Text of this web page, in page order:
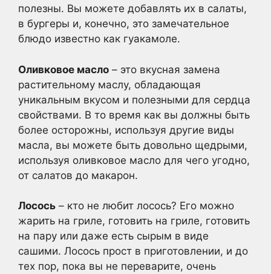
полезны. Вы можете добавлять их в салаты,
в бургеры и, конечно, это замечательное
блюдо известно как гуакамоле.
Оливковое масло – это вкусная замена
растительному маслу, обладающая
уникальным вкусом и полезными для сердца
свойствами. В то время как вы должны быть
более осторожны, используя другие виды
масла, вы можете быть довольно щедрыми,
используя оливковое масло для чего угодно,
от салатов до макарон.
Лосось – кто не любит лосось? Его можно
жарить на гриле, готовить на гриле, готовить
на пару или даже есть сырым в виде
сашими. Лосось прост в приготовлении, и до
тех пор, пока вы не переварите, очень